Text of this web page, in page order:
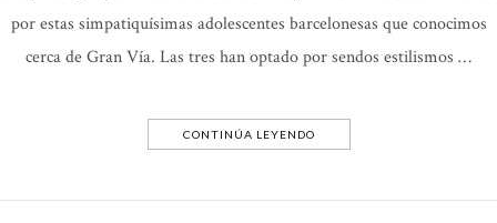
por estas simpatiquísimas adolescentes barcelonesas que conocimos
cerca de Gran Vía. Las tres han optado por sendos estilismos …
CONTINÚA LEYENDO